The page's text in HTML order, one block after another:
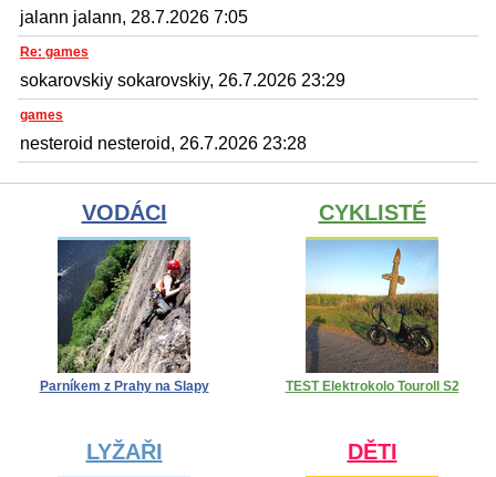
jalann jalann, 28.7.2026 7:05
Re: games
sokarovskiy sokarovskiy, 26.7.2026 23:29
games
nesteroid nesteroid, 26.7.2026 23:28
VODÁCI
Parníkem z Prahy na Slapy
CYKLISTÉ
TEST Elektrokolo Touroll S2
LYŽAŘI DĚTI